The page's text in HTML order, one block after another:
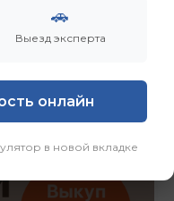
🚗
Выезд эксперта
онлайн
в новой вкладке